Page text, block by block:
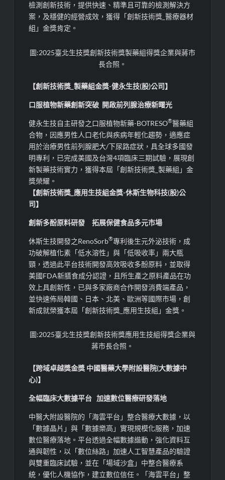
檢測創新技術，提供快速、精準且可靠的檢測解決方
案，及穩健的經營成效，獲得「創新技術獎_醫療器材
組」金獎肯定。
圖:2025臺北生技獎創新技術獎製藥組得獎企業與蔣市
長合照。
【創新技術獎_製藥組金獎-健永生技(股)公司】
口服植物新藥創新突破 開啟前列腺治療新曙光
健永生技自主研發之口服植物新藥-BOTRESO®醫藥組
合物，因應男性人口老化與疾病年輕化趨勢，適應症
用於治療男性前列腺肥大/下尿路症狀，具全球多國發
明專利，已完成美國及台灣4項臨床三期試驗，展現創
新製藥技術實力，獲得本屆「創新技術獎_製藥組」金
獎榮耀。
【創新技術獎_應用生技組金獎-休斯生物科技(股)公
司】
創新多酚原料研發 拓展保健食品多元市場
休斯生技開發之RenoSorb®專利後生元外泌技術，成
功破解植化素「低水溶性」與「低吸收率」兩大瓶
頸，透過此平台技術開發高效吸收多酚原料，並取得
美國FDA新膳食成分認證，且所生產之原料產品在功
效上具創新性，已與多家廠商合作開發消費端產品，
並快速佈局韓國、日本、北美、歐洲等國際市場，創
新成就榮獲本屆「創新技術獎_應用生技組」金獎。
圖:2025臺北生技獎創新技術獎應用生技組得獎企業與
蔣市長合照。
【跨域卓越獎金獎 中國醫藥大學附設醫院(大數據中
心)】
全幅臨床大數據平台 加速數位醫療研發落地
中醫大附設醫院的「海雲平台」整合醫療大數據，以
「數據晶片」與「數據樂高」實現規模化服務，加速
數位醫療落地。平台透過全幅數據諧動，強化資料互
通與韌性，以「數位絲路」加速人工智慧產品的驗證
與雙重臨床試驗，並在「場域沙盒」中整合醫療系
統，優化人機協作，建立數位信任。「海雲平台」整